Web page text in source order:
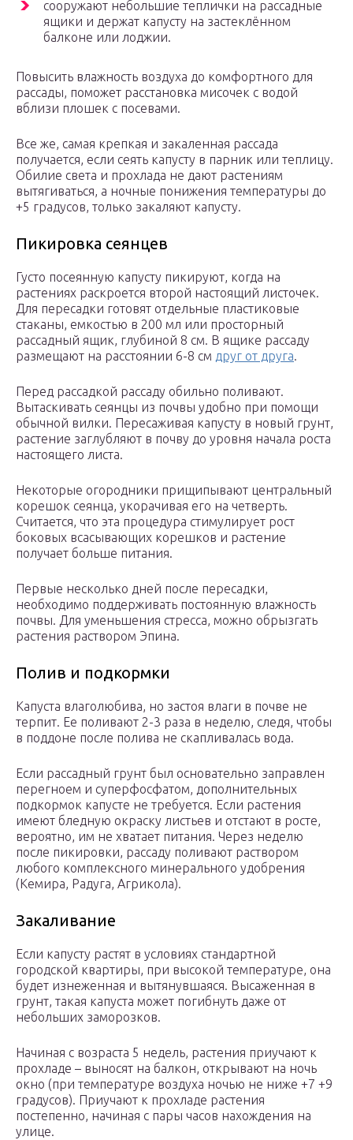
сооружают небольшие теплички на рассадные
ящики и держат капусту на застеклённом
балконе или лоджии.
Повысить влажность воздуха до комфортного для
рассады, поможет расстановка мисочек с водой
вблизи плошек с посевами.
Все же, самая крепкая и закаленная рассада
получается, если сеять капусту в парник или теплицу.
Обилие света и прохлада не дают растениям
вытягиваться, а ночные понижения температуры до
+5 градусов, только закаляют капусту.
Пикировка сеянцев
Густо посеянную капусту пикируют, когда на
растениях раскроется второй настоящий листочек.
Для пересадки готовят отдельные пластиковые
стаканы, емкостью в 200 мл или просторный
рассадный ящик, глубиной 8 см. В ящике рассаду
размещают на расстоянии 6-8 см друг от друга.
Перед рассадкой рассаду обильно поливают.
Вытаскивать сеянцы из почвы удобно при помощи
обычной вилки. Пересаживая капусту в новый грунт,
растение заглубляют в почву до уровня начала роста
настоящего листа.
Некоторые огородники прищипывают центральный
корешок сеянца, укорачивая его на четверть.
Считается, что эта процедура стимулирует рост
боковых всасывающих корешков и растение
получает больше питания.
Первые несколько дней после пересадки,
необходимо поддерживать постоянную влажность
почвы. Для уменьшения стресса, можно обрызгать
растения раствором Эпина.
Полив и подкормки
Капуста влаголюбива, но застоя влаги в почве не
терпит. Ее поливают 2-3 раза в неделю, следя, чтобы
в поддоне после полива не скапливалась вода.
Если рассадный грунт был основательно заправлен
перегноем и суперфосфатом, дополнительных
подкормок капусте не требуется. Если растения
имеют бледную окраску листьев и отстают в росте,
вероятно, им не хватает питания. Через неделю
после пикировки, рассаду поливают раствором
любого комплексного минерального удобрения
(Кемира, Радуга, Агрикола).
Закаливание
Если капусту растят в условиях стандартной
городской квартиры, при высокой температуре, она
будет изнеженная и вытянувшаяся. Высаженная в
грунт, такая капуста может погибнуть даже от
небольших заморозков.
Начиная с возраста 5 недель, растения приучают к
прохладе – выносят на балкон, открывают на ночь
окно (при температуре воздуха ночью не ниже +7 +9
градусов). Приучают к прохладе растения
постепенно, начиная с пары часов нахождения на
улице.